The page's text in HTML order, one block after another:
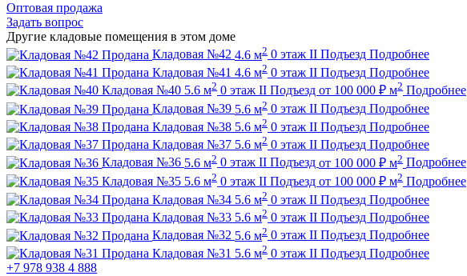
Оптовая продажа
Задать вопрос
Другие кладовые помещения в этом доме
Продана Кладовая №42 4.6 м2 0 этаж II Подъезд Подробнее
Продана Кладовая №41 4.6 м2 0 этаж II Подъезд Подробнее
Кладовая №40 5.6 м2 0 этаж II Подъезд от 100 000 ₽ м2 Подробнее
Продана Кладовая №39 5.6 м2 0 этаж II Подъезд Подробнее
Продана Кладовая №38 5.6 м2 0 этаж II Подъезд Подробнее
Продана Кладовая №37 5.6 м2 0 этаж II Подъезд Подробнее
Кладовая №36 5.6 м2 0 этаж II Подъезд от 100 000 ₽ м2 Подробнее
Кладовая №35 5.6 м2 0 этаж II Подъезд от 100 000 ₽ м2 Подробнее
Продана Кладовая №34 5.6 м2 0 этаж II Подъезд Подробнее
Продана Кладовая №33 5.6 м2 0 этаж II Подъезд Подробнее
Продана Кладовая №32 5.6 м2 0 этаж II Подъезд Подробнее
Продана Кладовая №31 5.6 м2 0 этаж II Подъезд Подробнее
+7 978 938 4 888